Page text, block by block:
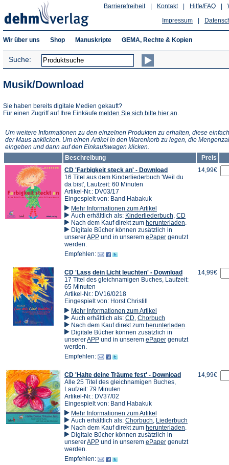
Hilfe/FAQ
Kontakt
Barrierefreiheit
Impressum
Wir über uns Shop Manuskripte GEMA, Rechte & Kopien
Suche:
Musik/Download
Sie haben bereits digitale Medien gekauft?
Für einen Zugriff auf Ihre Einkäufe melden Sie sich bitte hier an
neuen
Tab)
.
Um weitere Informationen zu den einzelnen Produkten zu erhalten, diese
der Maus anklicken. Um einen Artikel in den Warenkorb zu legen, die
eingeben und dann auf den Einkaufswagen klicken.
Beschreibung
Preis
CD 'Farbigkeit steck an' - Download
16 Titel aus dem Kinderliederbuch 'Weil du
da bist', Laufzeit: 60 Minuten
Artikel-Nr.: DV03/17
Eingespielt von: Band Habakuk
Mehr Informationen zum Artikel
Auch erhältlich als: Kinderliederbuch, CD
Nach dem Kauf direkt zum herunterladen
einem
.
Digitale Bücher können zusätzlich in
unsererAPP(Öffnet
einem
neuen
und in unserem ePaper(Öffnet
genutzt
werden.
Empfehlen:
14,99€
CD 'Lass dein Licht leuchten' - Download
17 Titel des gleichnamigen Buches, Laufzeit:
65 Minuten
Artikel-Nr.: DV16/0218
Eingespielt von: Horst Christill
Mehr Informationen zum Artikel
Auch erhältlich als: CD, Chorbuch
Nach dem Kauf direkt zum herunterladen
einem
.
Digitale Bücher können zusätzlich in
unsererAPP(Öffnet
einem
neuen
und in unserem ePaper(Öffnet
genutzt
werden.
Empfehlen:
14,99€
CD 'Halte deine Träume fest' - Download
Alle 25 Titel des gleichnamigen Buches,
Laufzeit: 79 Minuten
Artikel-Nr.: DV37/02
Eingespielt von: Band Habakuk
Mehr Informationen zum Artikel
Auch erhältlich als: Chorbuch, Liederbuch
Nach dem Kauf direkt zum herunterladen
einem
.
Digitale Bücher können zusätzlich in
unsererAPP(Öffnet
einem
neuen
und in unserem ePaper(Öffnet
genutzt
werden.
Empfehlen:
14,99€